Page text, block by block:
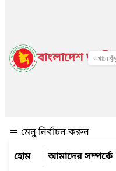
বাংলাদেশ
মেনু নির্বাচন করুন
আমাদের সম্পর্কে